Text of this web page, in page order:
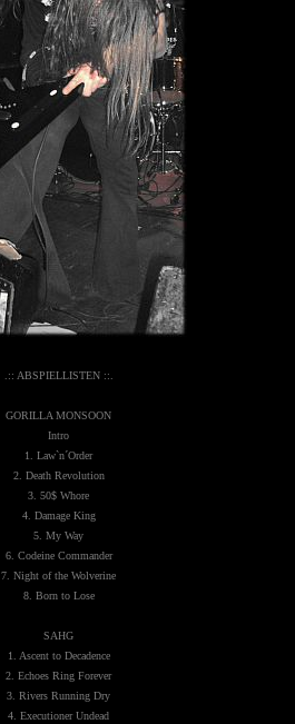
.:: ABSPIELLISTEN ::.
GORILLA MONSOON
Intro
1. Law`n´Order
2. Death Revolution
3. 50$ Whore
4. Damage King
5. My Way
6. Codeine Commander
7. Night of the Wolverine
8. Born to Lose
SAHG
1. Ascent to Decadence
2. Echoes Ring Forever
3. Rivers Running Dry
4. Executioner Undead